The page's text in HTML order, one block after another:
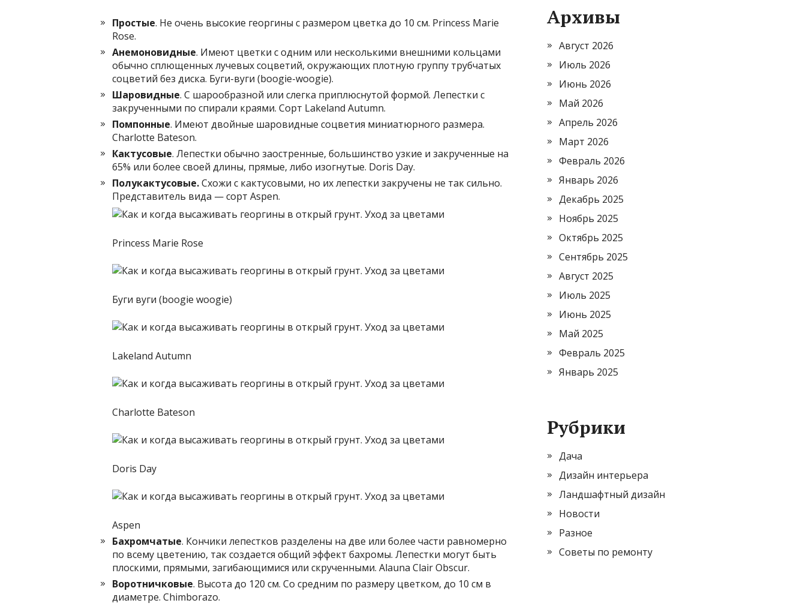
Простые. Не очень высокие георгины с размером цветка до 10 см. Princess Marie
Rose.
Анемоновидные. Имеют цветки с одним или несколькими внешними кольцами
обычно сплющенных лучевых соцветий, окружающих плотную группу трубчатых
соцветий без диска. Буги-вуги (boogie-woogie).
Шаровидные. С шарообразной или слегка приплюснутой формой. Лепестки с
закрученными по спирали краями. Сорт Lakeland Autumn.
Помпонные. Имеют двойные шаровидные соцветия миниатюрного размера.
Charlotte Bateson.
Кактусовые. Лепестки обычно заостренные, большинство узкие и закрученные на
65% или более своей длины, прямые, либо изогнутые. Doris Day.
Полукактусовые.Схожи с кактусовыми, но их лепестки закручены не так сильно.
Представитель вида — сорт Aspen.
Princess Marie Rose
Буги вуги (boogie woogie)
Lakeland Autumn
Charlotte Bateson
Doris Day
Aspen
Бахромчатые. Кончики лепестков разделены на две или более части равномерно
по всему цветению, так создается общий эффект бахромы. Лепестки могут быть
плоскими, прямыми, загибающимися или скрученными. Alauna Clair Obscur.
Воротничковые. Высота до 120 см. Со средним по размеру цветком, до 10 см в
диаметре. Chimborazo.
Архивы
Август 2026
Июль 2026
Июнь 2026
Май 2026
Апрель 2026
Март 2026
Февраль 2026
Январь 2026
Декабрь 2025
Ноябрь 2025
Октябрь 2025
Сентябрь 2025
Август 2025
Июль 2025
Июнь 2025
Май 2025
Февраль 2025
Январь 2025
Рубрики
Дача
Дизайн интерьера
Ландшафтный дизайн
Новости
Разное
Советы по ремонту